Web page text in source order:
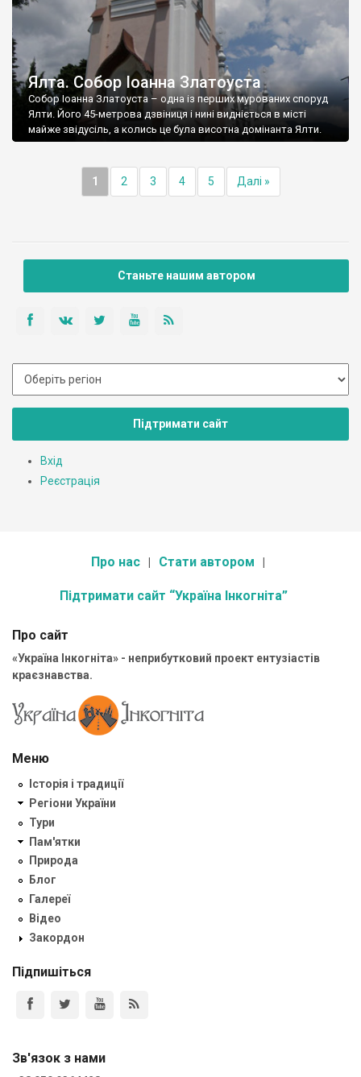
Ялта. Собор Іоанна Златоуста
Собор Іоанна Златоуста – одна із перших мурованих споруд
Ялти. Його 45-метрова дзвіниця і нині видніється в місті
майже звідусіль, а колись це була висотна домінанта Ялти.
1 2 3 4 5 Далі »
Станьте нашим автором
Підтримати сайт
Вхід
Реєстрація
Про нас Стати автором
Підтримати сайт “Україна Інкогніта”
Про сайт
«Україна Інкогніта» - неприбутковий проект ентузіастів
краєзнавства.
Меню
Історія і традиції
Регіони України
Тури
Пам'ятки
Природа
Блог
Галереї
Відео
Закордон
Підпишіться
Зв'язок з нами